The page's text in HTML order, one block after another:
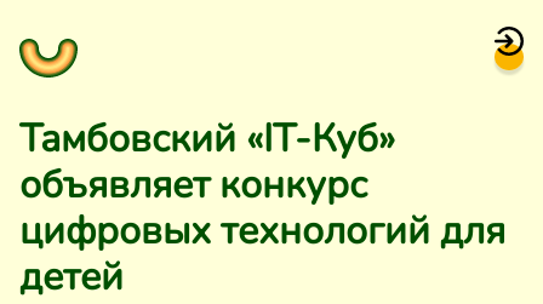
Тамбовский «IT-Куб»
объявляет конкурс
цифровых технологий для
детей